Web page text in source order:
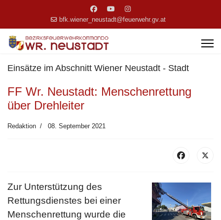
bfk.wiener_neustadt@feuerwehr.gv.at
Einsätze im Abschnitt Wiener Neustadt - Stadt
FF Wr. Neustadt: Menschenrettung
über Drehleiter
Redaktion 08. September 2021
Zur Unterstützung des
Rettungsdienstes bei einer
Menschenrettung wurde die